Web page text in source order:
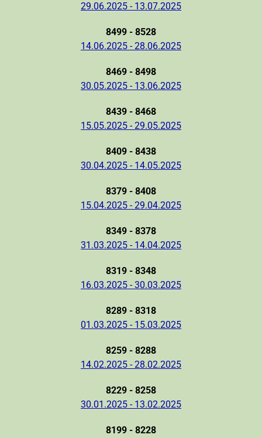
29.06.2025 - 13.07.2025
8499 - 8528
14.06.2025 - 28.06.2025
8469 - 8498
30.05.2025 - 13.06.2025
8439 - 8468
15.05.2025 - 29.05.2025
8409 - 8438
30.04.2025 - 14.05.2025
8379 - 8408
15.04.2025 - 29.04.2025
8349 - 8378
31.03.2025 - 14.04.2025
8319 - 8348
16.03.2025 - 30.03.2025
8289 - 8318
01.03.2025 - 15.03.2025
8259 - 8288
14.02.2025 - 28.02.2025
8229 - 8258
30.01.2025 - 13.02.2025
8199 - 8228